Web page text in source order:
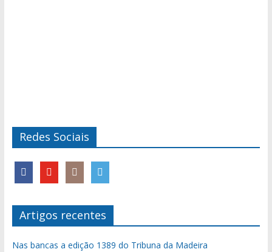
Redes Sociais
Artigos recentes
Nas bancas a edição 1389 do Tribuna da Madeira